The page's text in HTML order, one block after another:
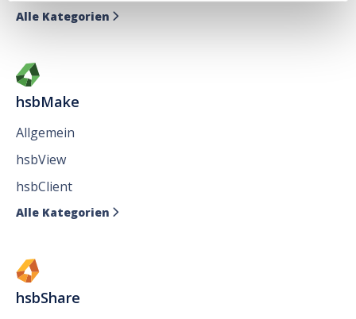
Alle Kategorien 
hsbMake
Allgemein
hsbView
hsbClient
Alle Kategorien 
hsbShare